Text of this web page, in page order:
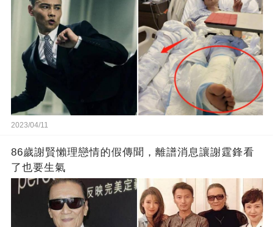
2023/04/11
86歲謝賢懶理戀情的假傳聞，離譜消息讓謝霆鋒看
了也要生氣